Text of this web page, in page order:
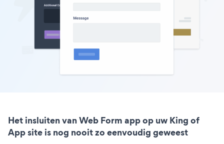
Het insluiten van Web Form app op uw King of
App site is nog nooit zo eenvoudig geweest